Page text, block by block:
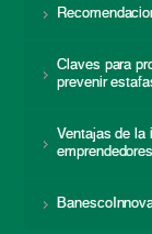
Claves para
prevenir
Ventajas de la
emprendedores